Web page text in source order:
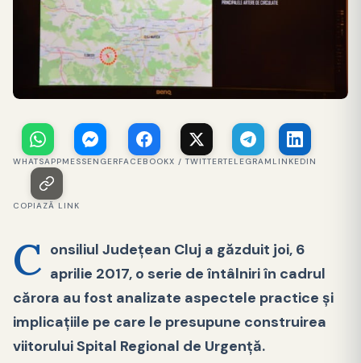
WHATSAPPMESSENGERFACEBOOKX / TWITTERTELEGRAM LINKEDIN
COPIAZĂ LINK
C onsiliul Judeţean Cluj a găzduit joi, 6
aprilie 2017, o serie de întâlniri în cadrul
cărora au fost analizate aspectele practice şi
implicaţiile pe care le presupune construirea
viitorului Spital Regional de Urgenţă.